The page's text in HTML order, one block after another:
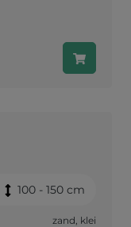
100 - 150 cm
zand, klei